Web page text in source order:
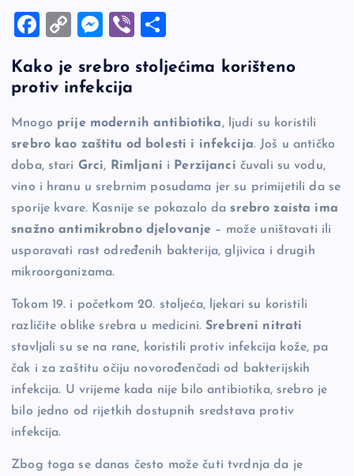
F
c
e
b
o
o
k
C
p
y
Li
n
k
M
se
n
g
er
Vi
er ar
Kako je srebro stoljećima korišteno
protiv infekcija
Mnogo prije modernih antibiotika, ljudi su koristili
srebro kao zaštitu od bolesti i infekcija. Još u antičko
doba, stari Grci, Rimljani i Perzijanci čuvali su vodu,
vino i hranu u srebrnim posudama jer su primijetili da se
sporije kvare. Kasnije se pokazalo da srebro zaista ima
snažno antimikrobno djelovanje – može uništavati ili
usporavati rast određenih bakterija, gljivica i drugih
mikroorganizama.
Tokom 19. i početkom 20. stoljeća, ljekari su koristili
različite oblike srebra u medicini.Srebreni nitrati
stavljali su se na rane, koristili protiv infekcija kože, pa
čak i za zaštitu očiju novorođenčadi od bakterijskih
infekcija. U vrijeme kada nije bilo antibiotika, srebro je
bilo jedno od rijetkih dostupnih sredstava protiv
infekcija.
Zbog toga se danas često može čuti tvrdnja da je